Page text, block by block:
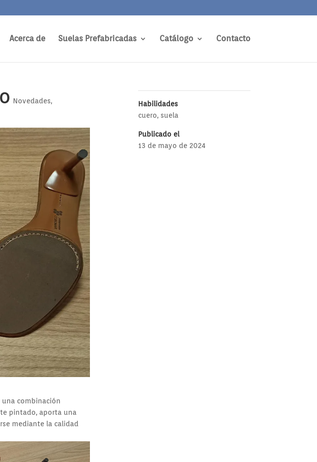
Acerca de Suelas Prefabricadas Catálogo Contacto
Novedades,
una combinación
pintado, aporta una
mediante la calidad
Habilidades
cuero, suela
Publicado el
13 de mayo de 2024